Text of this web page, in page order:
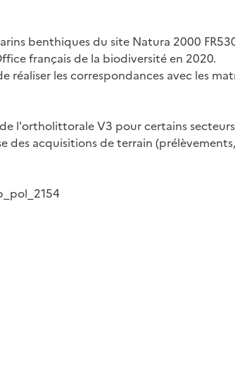
benthiques du site Natura 2000
français de la biodiversité en 2020.
les correspondances avec les
l'ortholittorale V3 pour certains secteurs
des acquisitions de terrain